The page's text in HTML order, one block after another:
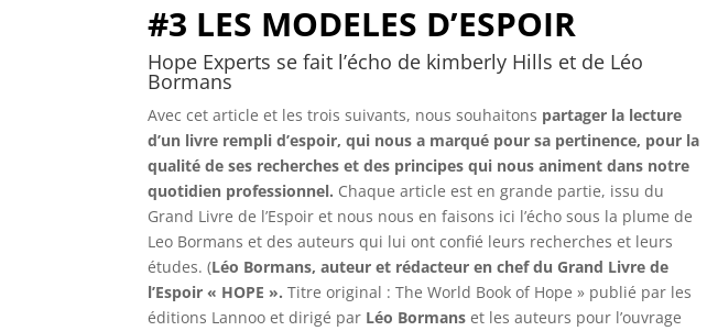
#3 LES MODELES D’ESPOIR
Hope Experts se fait l’écho de kimberly Hills et de Léo
Bormans
Avec cet article et les trois suivants, nous souhaitons partager la lecture
d’un livre rempli d’espoir, qui nous a marqué pour sa pertinence, pour la
qualité de ses recherches et des principes qui nous animent dans notre
quotidien professionnel. Chaque article est en grande partie, issu du
Grand Livre de l’Espoir et nous nous en faisons ici l’écho sous la plume de
Leo Bormans et des auteurs qui lui ont confié leurs recherches et leurs
études. (Léo Bormans, auteur et rédacteur en chef du Grand Livre de
l’Espoir « HOPE ». Titre original : The World Book of Hope » publié par les
éditions Lannoo et dirigé par Léo Bormans et les auteurs pour l’ouvrage